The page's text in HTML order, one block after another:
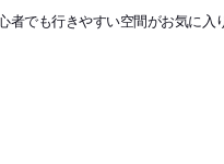
でも行きやすい空間がお気に入